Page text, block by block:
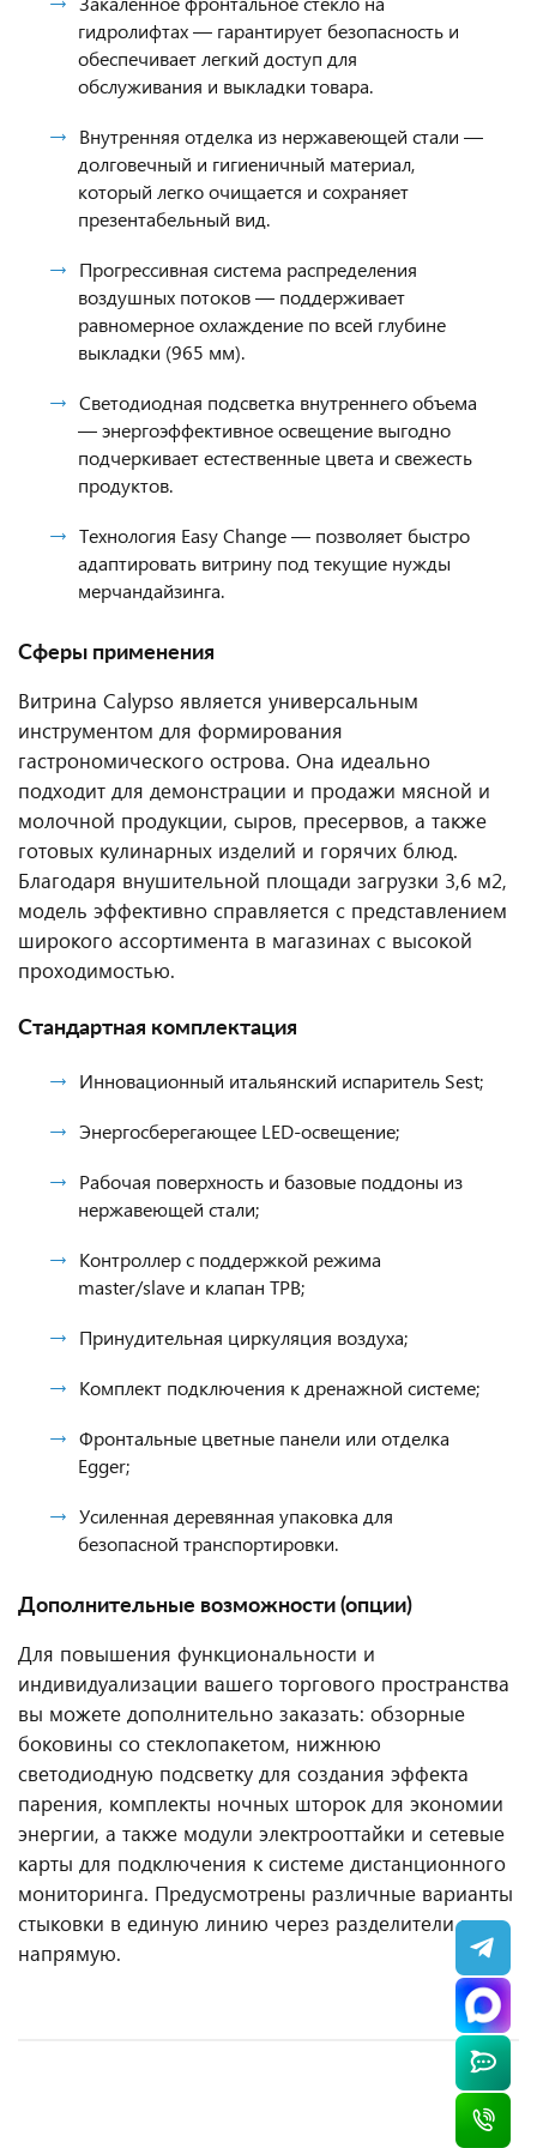
гидролифтах — гарантирует безопасность и
обеспечивает легкий доступ для
обслуживания и выкладки товара.
Внутренняя отделка из нержавеющей стали —
долговечный и гигиеничный материал,
который легко очищается и сохраняет
презентабельный вид.
Прогрессивная система распределения
воздушных потоков — поддерживает
равномерное охлаждение по всей глубине
выкладки (965 мм).
Светодиодная подсветка внутреннего объема
— энергоэффективное освещение выгодно
подчеркивает естественные цвета и свежесть
продуктов.
Технология Easy Change — позволяет быстро
адаптировать витрину под текущие нужды
мерчандайзинга.
Сферы применения
Витрина Calypso является универсальным
инструментом для формирования
гастрономического острова. Она идеально
подходит для демонстрации и продажи мясной и
молочной продукции, сыров, пресервов, а также
готовых кулинарных изделий и горячих блюд.
Благодаря внушительной площади загрузки 3,6 м2,
модель эффективно справляется с представлением
широкого ассортимента в магазинах с высокой
проходимостью.
Стандартная комплектация
Инновационный итальянский испаритель Sest;
Энергосберегающее LED-освещение;
Рабочая поверхность и базовые поддоны из
нержавеющей стали;
Контроллер с поддержкой режима
master/slave и клапан ТРВ;
Принудительная циркуляция воздуха;
Комплект подключения к дренажной системе;
Фронтальные цветные панели или отделка
Egger;
Усиленная деревянная упаковка для
безопасной транспортировки.
Дополнительные возможности (опции)
Для повышения функциональности и
индивидуализации вашего торгового пространства
вы можете дополнительно заказать: обзорные
боковины со стеклопакетом, нижнюю
светодиодную подсветку для создания эффекта
парения, комплекты ночных шторок для экономии
энергии, а также модули электрооттайки и сетевые
карты для подключения к системе дистанционного
мониторинга. Предусмотрены различные варианты
стыковки в единую линию через разделители или
напрямую.